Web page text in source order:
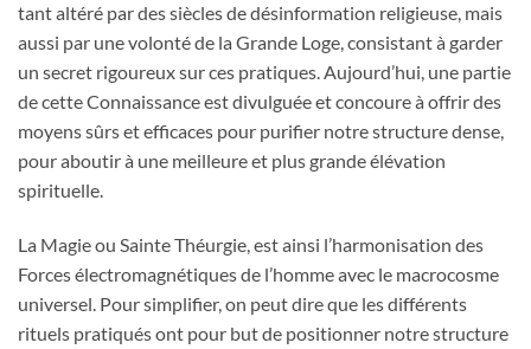
tant altéré par des siècles de désinformation religieuse, mais
aussi par une volonté de la Grande Loge, consistant à garder
un secret rigoureux sur ces pratiques. Aujourd’hui, une partie
de cette Connaissance est divulguée et concoure à offrir des
moyens sûrs et efficaces pour purifier notre structure dense,
pour aboutir à une meilleure et plus grande élévation
spirituelle.
La Magie ou Sainte Théurgie, est ainsi l’harmonisation des
Forces électromagnétiques de l’homme avec le macrocosme
universel. Pour simplifier, on peut dire que les différents
rituels pratiqués ont pour but de positionner notre structure